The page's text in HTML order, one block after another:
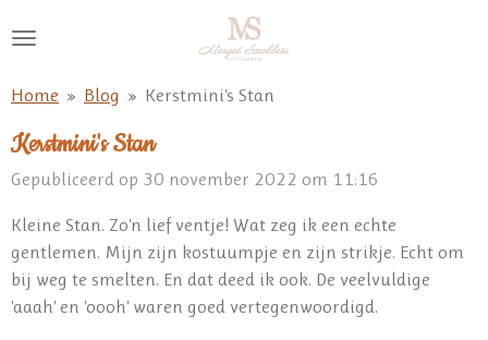
direct
de
hoofdinhoud
Home » Blog » Kerstmini's Stan
Kerstmini's Stan
Gepubliceerd op 30 november 2022 om 11:16
Kleine Stan. Zo'n lief ventje! Wat zeg ik een echte
gentlemen. Mijn zijn kostuumpje en zijn strikje. Echt om
bij weg te smelten. En dat deed ik ook. De veelvuldige
'aaah' en 'oooh' waren goed vertegenwoordigd.